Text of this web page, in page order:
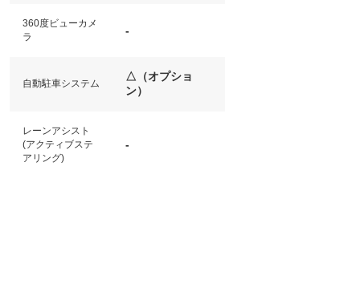
360度ビューカメ
ラ
-
自動駐車システム
△（オプショ
ン）
レーンアシスト
(アクティブステ
アリング)
-